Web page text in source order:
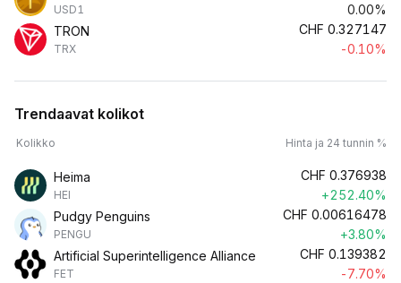
USD1
0.00%
TRON
TRX
CHF 0.327147
-0.10%
Trendaavat kolikot
Kolikko Hinta ja 24 tunnin %
Heima
HEI
CHF 0.376938
+252.40%
Pudgy Penguins
PENGU
CHF 0.00616478
+3.80%
Artificial Superintelligence Alliance
FET
CHF 0.139382
-7.70%